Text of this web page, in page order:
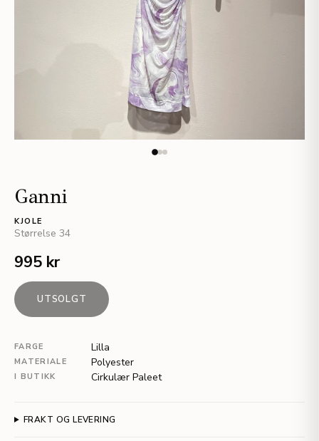
Ganni
KJOLE
Størrelse 34
995 kr
UTSOLGT
FARGE Lilla
MATERIALE Polyester
I BUTIKK Cirkulær Paleet
FRAKT OG LEVERING